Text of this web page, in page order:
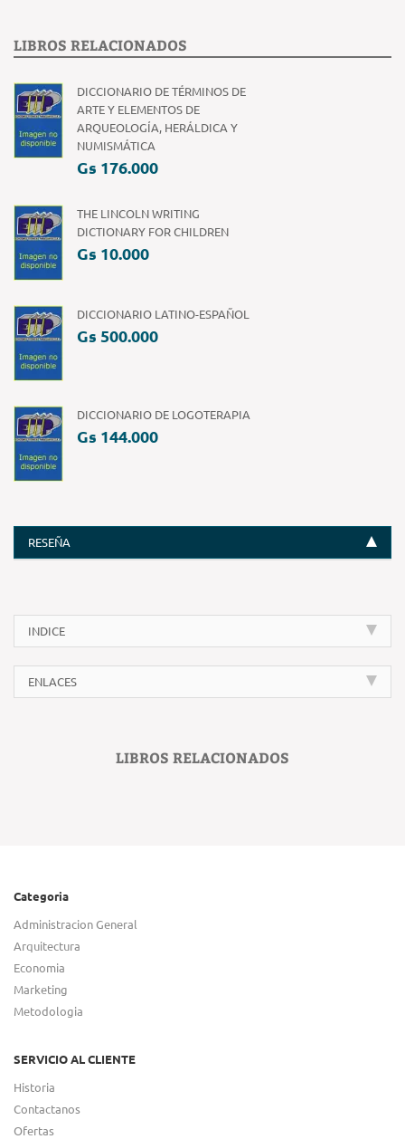
LIBROS RELACIONADOS
DICCIONARIO DE TÉRMINOS DE
ARTE Y ELEMENTOS DE
ARQUEOLOGÍA, HERÁLDICA Y
NUMISMÁTICA
Gs 176.000
THE LINCOLN WRITING
DICTIONARY FOR CHILDREN
Gs 10.000
DICCIONARIO LATINO-ESPAÑOL
Gs 500.000
DICCIONARIO DE LOGOTERAPIA
Gs 144.000
RESEÑA
INDICE
ENLACES
LIBROS RELACIONADOS
Categoria
Administracion General
Arquitectura
Economia
Marketing
Metodologia
SERVICIO AL CLIENTE
Historia
Contactanos
Ofertas